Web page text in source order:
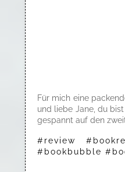
Für mich eine
und liebe Jane, du
gespannt auf den
#review
#bookbubble